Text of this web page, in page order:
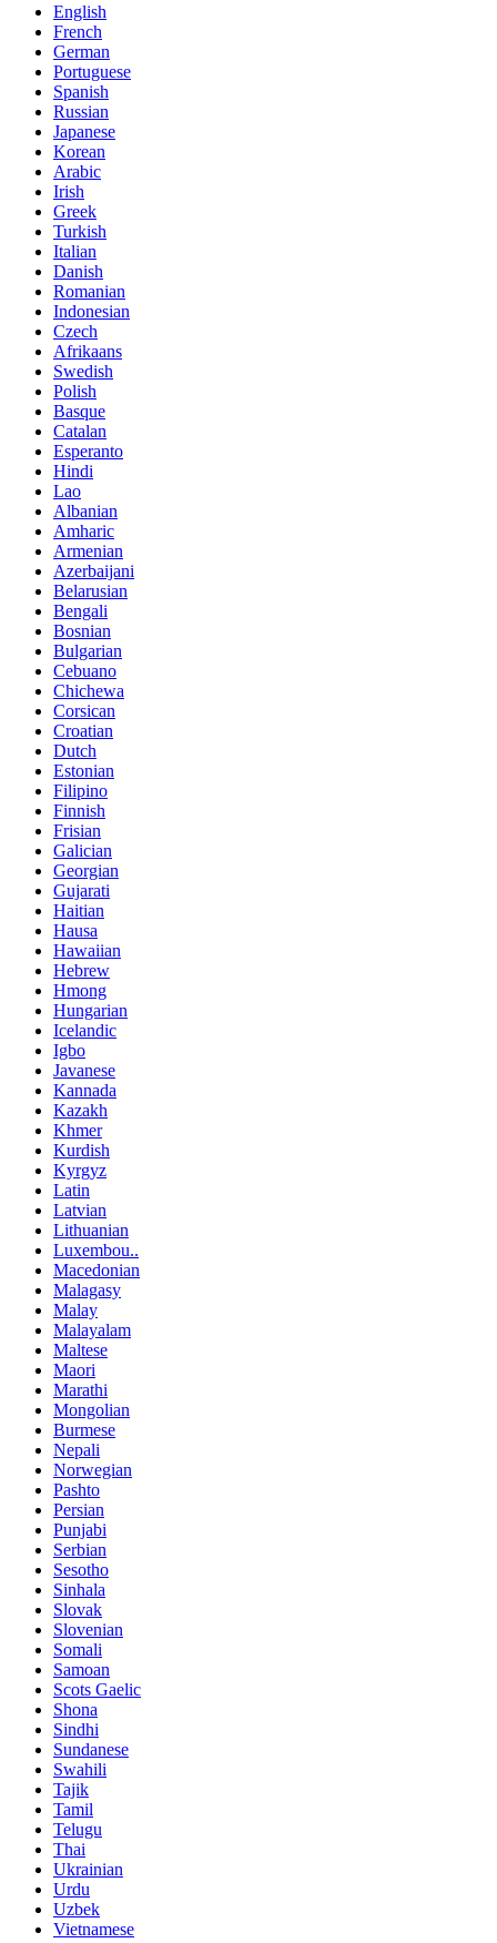
English
French
German
Portuguese
Spanish
Russian
Japanese
Korean
Arabic
Irish
Greek
Turkish
Italian
Danish
Romanian
Indonesian
Czech
Afrikaans
Swedish
Polish
Basque
Catalan
Esperanto
Hindi
Lao
Albanian
Amharic
Armenian
Azerbaijani
Belarusian
Bengali
Bosnian
Bulgarian
Cebuano
Chichewa
Corsican
Croatian
Dutch
Estonian
Filipino
Finnish
Frisian
Galician
Georgian
Gujarati
Haitian
Hausa
Hawaiian
Hebrew
Hmong
Hungarian
Icelandic
Igbo
Javanese
Kannada
Kazakh
Khmer
Kurdish
Kyrgyz
Latin
Latvian
Lithuanian
Luxembou..
Macedonian
Malagasy
Malay
Malayalam
Maltese
Maori
Marathi
Mongolian
Burmese
Nepali
Norwegian
Pashto
Persian
Punjabi
Serbian
Sesotho
Sinhala
Slovak
Slovenian
Somali
Samoan
Scots Gaelic
Shona
Sindhi
Sundanese
Swahili
Tajik
Tamil
Telugu
Thai
Ukrainian
Urdu
Uzbek
Vietnamese